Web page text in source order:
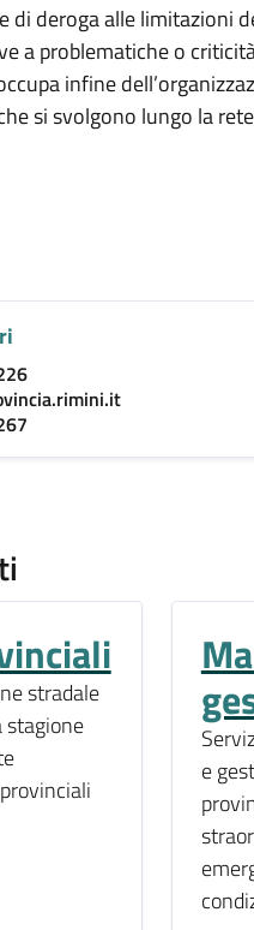
di deroga alle limitazioni
a problematiche o
infine
si svolgono lungo la
stradale
stagione
e